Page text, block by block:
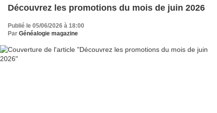
Découvrez les promotions du mois de juin 2026
Publié le 05/06/2026 à 18:00
Par Généalogie magazine